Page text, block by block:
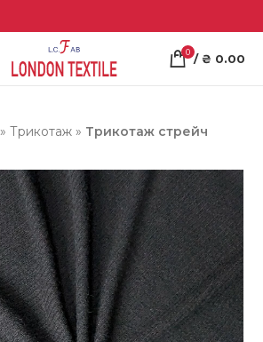
0 / ₴ 0.00
»Трикотаж » Трикотаж стрейч